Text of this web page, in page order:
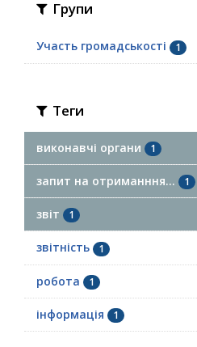
Групи
Участь громадськості 1
Теги
виконавчі органи 1
запит на отриманння... 1
звіт 1
звітність 1
робота 1
інформація 1